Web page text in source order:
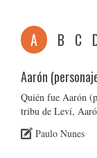
A B C
Aarón
Quién fue Aarón
tribu de Leví,
Paulo Nunes